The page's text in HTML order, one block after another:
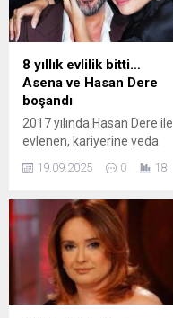
8 yıllık evlilik bitti…
Asena ve Hasan Dere
boşandı
2017 yılında Hasan Dere ile
evlenen, kariyerine veda
Asena sessiz sedasız
iddiaya göre, ihanet...
19.09.2025 0 18